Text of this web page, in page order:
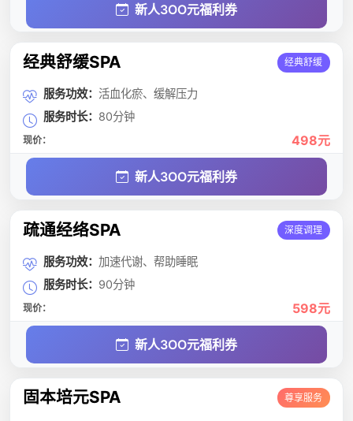
新人3OO元福利券
经典舒缓SPA 经典舒缓
服务功效： 活血化瘀、缓解压力
服务时长： 80分钟
现价： 498元
新人3OO元福利券
疏通经络SPA 深度调理
服务功效： 加速代谢、帮助睡眠
服务时长： 90分钟
现价： 598元
新人3OO元福利券
固本培元SPA 尊享服务